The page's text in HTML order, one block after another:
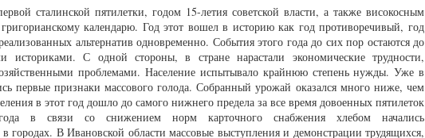
сталинской пятилетки, годом 15-летия советской власти, а также високосным
календарю. Год этот вошел в историю как год противоречивый, год
альтернатив одновременно. События этого года до сих пор остаются до
С одной стороны, в стране нарастали экономические трудности,
проблемами. Население испытывало крайнюю степень нужды. Уже в
первые признаки массового голода. Собранный урожай оказался много ниже, чем
в этот год дошло до самого нижнего предела за все время довоенных пятилеток
в связи со снижением норм карточного снабжения хлебом начались
городах. В Ивановской области массовые выступления и демонстрации трудящихся,